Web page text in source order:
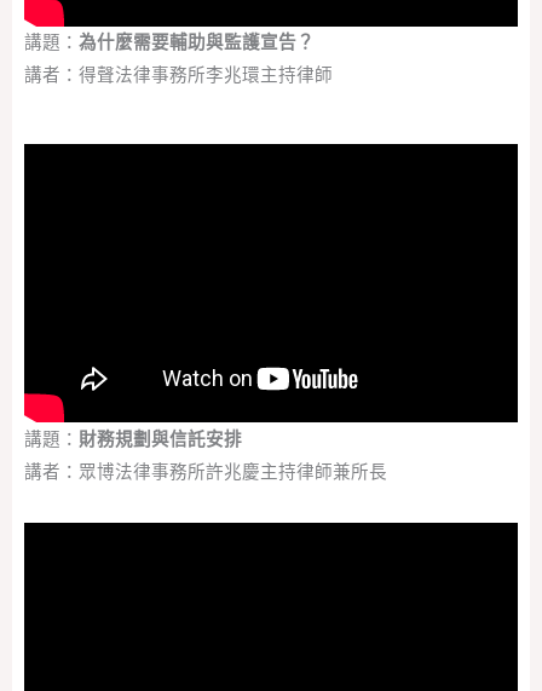
講題： 為什麼需要輔助與監護宣告？
講者：得聲法律事務所李兆環主持律師
講題： 財務規劃與信託安排
講者：眾博法律事務所許兆慶主持律師兼所長